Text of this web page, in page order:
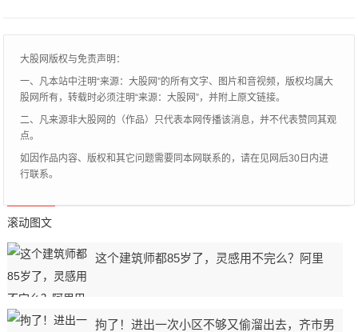
大股网版权与免责声明：
一、凡本站中注明“来源：大股网”的所有文字、图片和音视频，版权均属大
股网所有，转载时必须注明“来源：大股网”，并附上原文链接。
二、凡来源非大股网的（作品）只代表本网传播该消息，并不代表赞同其观
点。
如因作品内容、版权和其它问题需要同本网联系的，请在见网后30日内进
行联系。
滚动图文
这个建筑师都85岁了，灵感用不完么？阿里
拘了！进出一次小区不够又偷溜出去，齐市男